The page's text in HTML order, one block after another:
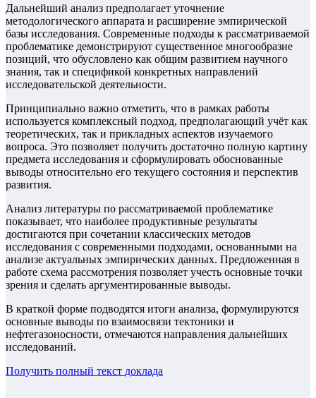
Дальнейший анализ предполагает уточнение
методологического аппарата и расширение эмпирической
базы исследования. Современные подходы к рассматриваемой
проблематике демонстрируют существенное многообразие
позиций, что обусловлено как общим развитием научного
знания, так и спецификой конкретных направлений
исследовательской деятельности.
Принципиально важно отметить, что в рамках работы
используется комплексный подход, предполагающий учёт как
теоретических, так и прикладных аспектов изучаемого
вопроса. Это позволяет получить достаточно полную картину
предмета исследования и сформулировать обоснованные
выводы относительно его текущего состояния и перспектив
развития.
Анализ литературы по рассматриваемой проблематике
показывает, что наиболее продуктивные результаты
достигаются при сочетании классических методов
исследования с современными подходами, основанными на
анализе актуальных эмпирических данных. Предложенная в
работе схема рассмотрения позволяет учесть основные точки
зрения и сделать аргументированные выводы.
В краткой форме подводятся итоги анализа, формулируются
основные выводы по взаимосвязи тектоники и
нефтегазоносности, отмечаются направления дальнейших
исследований.
Получить полный текст доклада